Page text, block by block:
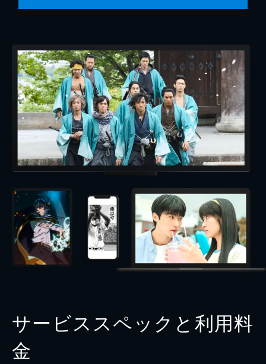
サービススペックと利用料
金